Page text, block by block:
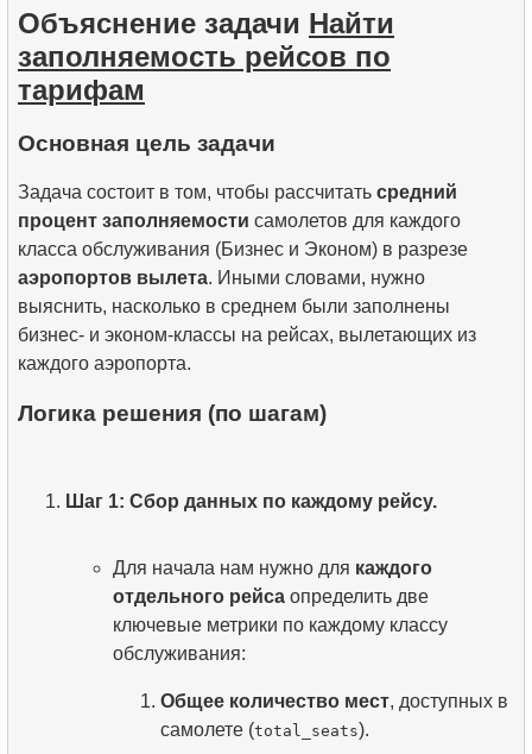
10.Операции над наборами данных
Объяснение задачи Найти
заполняемость рейсов по
тарифам
Основная цель задачи
Задача состоит в том, чтобы рассчитать средний
процент заполняемости самолетов для каждого
класса обслуживания (Бизнес и Эконом) в разрезе
аэропортов вылета. Иными словами, нужно
выяснить, насколько в среднем были заполнены
бизнес- и эконом-классы на рейсах, вылетающих из
каждого аэропорта.
Логика решения (по шагам)
Шаг 1: Сбор данных по каждому рейсу.
Для начала нам нужно для каждого
отдельного рейса определить две
ключевые метрики по каждому классу
обслуживания:
Общее количество мест, доступных в
самолете (total_seats).